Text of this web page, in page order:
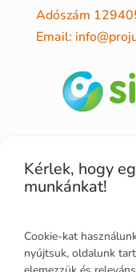
Adószám
Email:
Kérlek, hogy
munkánkat!
Cookie-kat
nyújtsuk, oldalunk